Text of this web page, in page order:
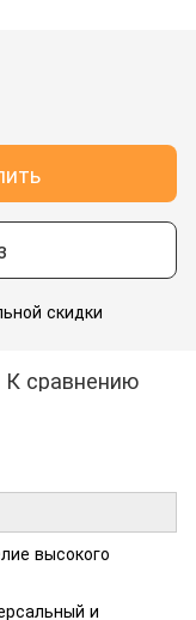
скидки
К сравнению
высокого
и